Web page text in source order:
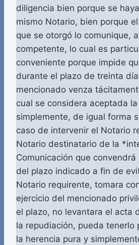
diligencia bien porque se
mismo Notario, bien porque
que se otorgó lo comunique,
competente, lo cual es
conveniente porque impide
durante el plazo de treinta
mencionado venza
cual se considera aceptada
simplemente, de igual forma
caso de intervenir el Notario
Notario destinatario de la
Comunicación que
del plazo indicado a fin de
Notario requirente, tomara
ejercicio del mencionado
el plazo, no levantara el acta
la repudiación, pueda tenerlo
la herencia pura y